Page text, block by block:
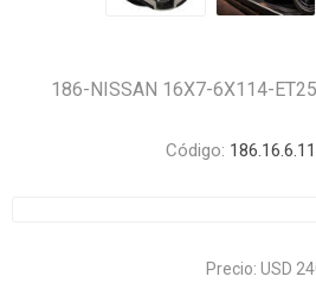
186-NISSAN 16X7-6X114-
Código:
Precio: USD